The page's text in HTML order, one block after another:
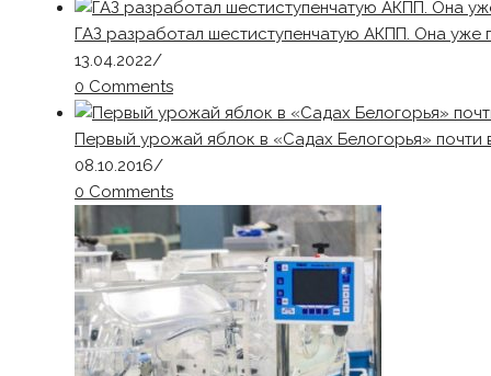
ГАЗ разработал шестиступенчатую АКПП. Она уже
13.04.2022/
0 Comments
Первый урожай яблок в «Садах Белогорья» почти
08.10.2016/
0 Comments